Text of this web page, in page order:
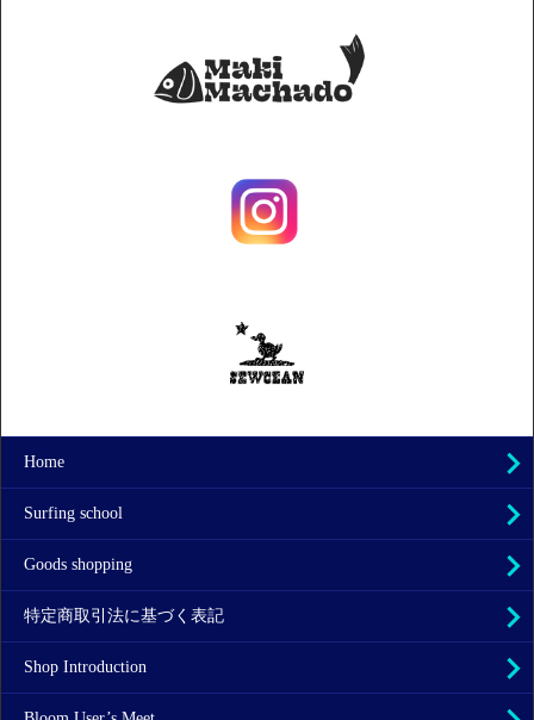
Home
Surfing school
Goods shopping
特定商取引法に基づく表記
Shop Introduction